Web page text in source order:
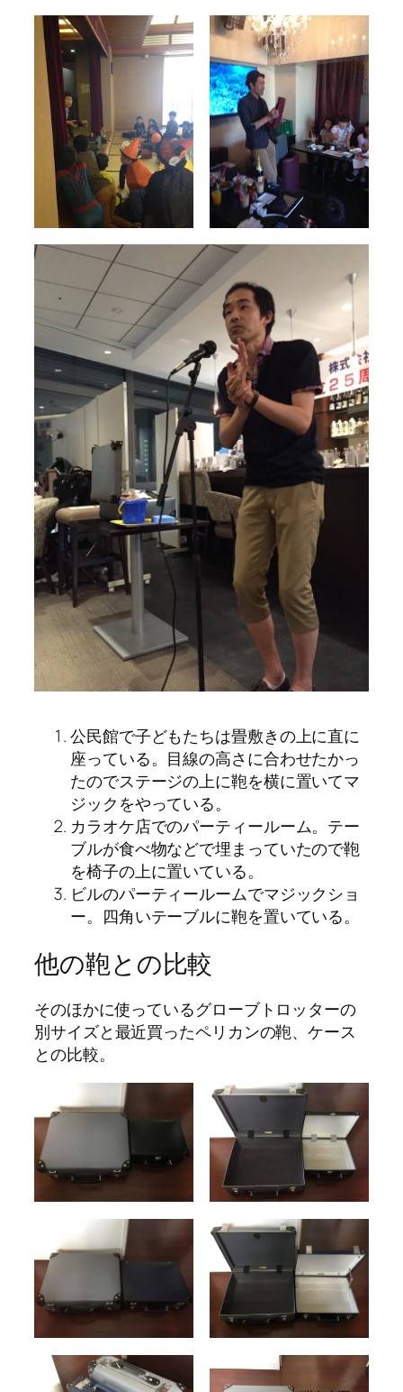
公民館で子どもたちは畳敷きの上に直に
座っている。目線の高さに合わせたかっ
たのでステージの上に鞄を横に置いてマ
ジックをやっている。
カラオケ店でのパーティールーム。テー
ブルが食べ物などで埋まっていたので鞄
を椅子の上に置いている。
ビルのパーティールームでマジックショ
ー。四角いテーブルに鞄を置いている。
他の鞄との比較
そのほかに使っているグローブトロッターの
別サイズと最近買ったペリカンの鞄、ケース
との比較。